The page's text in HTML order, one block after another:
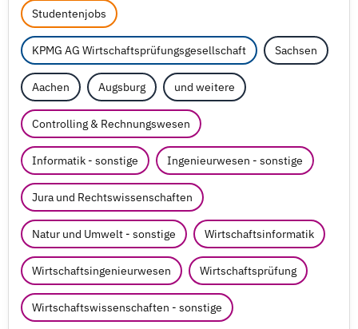
Studentenjobs
KPMG AG Wirtschaftsprüfungsgesellschaft Sachsen
Aachen Augsburg und weitere
Controlling & Rechnungswesen
Informatik - sonstige Ingenieurwesen - sonstige
Jura und Rechtswissenschaften
Natur und Umwelt - sonstige Wirtschaftsinformatik
Wirtschaftsingenieurwesen Wirtschaftsprüfung
Wirtschaftswissenschaften - sonstige